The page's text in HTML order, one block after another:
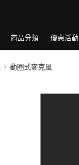
商品分類 優惠活動
動圈式麥克風